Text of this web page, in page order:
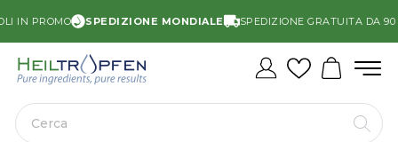
IN PROMO SPEDIZIONE MONDIALE SPEDIZIONE GRATUITA DA 90